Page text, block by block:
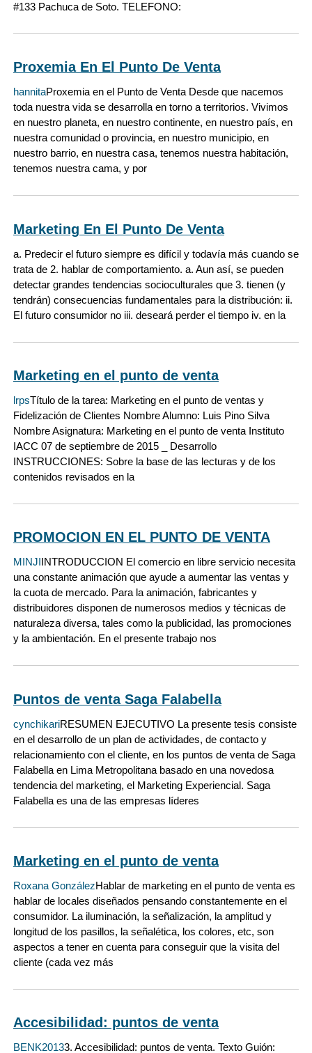
#133 Pachuca de Soto. TELEFONO:
Proxemia En El Punto De Venta
hannitaProxemia en el Punto de Venta Desde que nacemos
toda nuestra vida se desarrolla en torno a territorios. Vivimos
en nuestro planeta, en nuestro continente, en nuestro país, en
nuestra comunidad o provincia, en nuestro municipio, en
nuestro barrio, en nuestra casa, tenemos nuestra habitación,
tenemos nuestra cama, y por
Marketing En El Punto De Venta
a. Predecir el futuro siempre es difícil y todavía más cuando se
trata de 2. hablar de comportamiento. a. Aun así, se pueden
detectar grandes tendencias socioculturales que 3. tienen (y
tendrán) consecuencias fundamentales para la distribución: ii.
El futuro consumidor no iii. deseará perder el tiempo iv. en la
Marketing en el punto de venta
lrpsTítulo de la tarea: Marketing en el punto de ventas y
Fidelización de Clientes Nombre Alumno: Luis Pino Silva
Nombre Asignatura: Marketing en el punto de venta Instituto
IACC 07 de septiembre de 2015 _ Desarrollo
INSTRUCCIONES: Sobre la base de las lecturas y de los
contenidos revisados en la
PROMOCION EN EL PUNTO DE VENTA
MINJIINTRODUCCION El comercio en libre servicio necesita
una constante animación que ayude a aumentar las ventas y
la cuota de mercado. Para la animación, fabricantes y
distribuidores disponen de numerosos medios y técnicas de
naturaleza diversa, tales como la publicidad, las promociones
y la ambientación. En el presente trabajo nos
Puntos de venta Saga Falabella
cynchikariRESUMEN EJECUTIVO La presente tesis consiste
en el desarrollo de un plan de actividades, de contacto y
relacionamiento con el cliente, en los puntos de venta de Saga
Falabella en Lima Metropolitana basado en una novedosa
tendencia del marketing, el Marketing Experiencial. Saga
Falabella es una de las empresas líderes
Marketing en el punto de venta
Roxana GonzálezHablar de marketing en el punto de venta es
hablar de locales diseñados pensando constantemente en el
consumidor. La iluminación, la señalización, la amplitud y
longitud de los pasillos, la señalética, los colores, etc, son
aspectos a tener en cuenta para conseguir que la visita del
cliente (cada vez más
Accesibilidad: puntos de venta
BENK20133. Accesibilidad: puntos de venta. Texto Guión: